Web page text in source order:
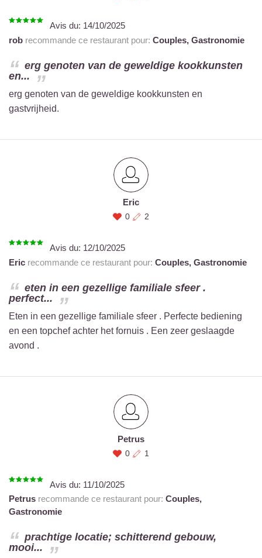
Avis du: 14/10/2025
rob recommande ce restaurant pour: Couples, Gastronomie
erg genoten van de geweldige kookkunsten
en...
erg genoten van de geweldige kookkunsten en
gastvrijheid.
Eric
0 2
Avis du: 12/10/2025
Eric recommande ce restaurant pour: Couples, Gastronomie
eten in een gezellige familiale sfeer .
perfect...
Eten in een gezellige familiale sfeer . Perfecte bediening
en een topchef achter het fornuis . Een zeer geslaagde
avond .
Petrus
0 1
Avis du: 11/10/2025
Petrus recommande ce restaurant pour: Couples,
Gastronomie
prachtige locatie; schitterend gebouw,
mooi...